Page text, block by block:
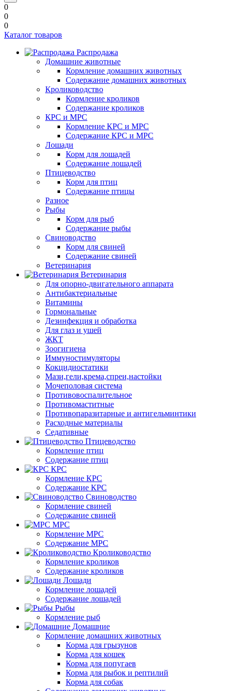
0
0
0
Каталог товаров
Распродажа
Домашние животные
Кормление домашних животных
Содержание домашних животных
Кролиководство
Кормление кроликов
Содержание кроликов
КРС и МРС
Кормление КРС и МРС
Содержание КРС и МРС
Лошади
Корм для лошадей
Содержание лошадей
Птицеводство
Корм для птиц
Содержание птицы
Разное
Рыбы
Корм для рыб
Содержание рыбы
Свиноводство
Корм для свиней
Содержание свиней
Ветеринария
Ветеринария
Для опорно-двигательного аппарата
Антибактериальные
Витамины
Гормональные
Дезинфекция и обработка
Для глаз и ушей
ЖКТ
Зоогигиена
Иммуностимуляторы
Кокцидиостатики
Мази,гели,крема,спреи,настойки
Мочеполовая система
Противовоспалительное
Противомаститные
Противопаразитарные и антигельминтики
Расходные материалы
Седативные
Птицеводство
Кормление птиц
Содержание птиц
КРС
Кормление КРС
Содержание КРС
Свиноводство
Кормление свиней
Содержание свиней
МРС
Кормление МРС
Содержание МРС
Кролиководство
Кормление кроликов
Содержание кроликов
Лошади
Кормление лошадей
Содержание лошадей
Рыбы
Кормление рыб
Домашние
Кормление домашних животных
Корма для грызунов
Корма для кошек
Корма для попугаев
Корма для рыбок и рептилий
Корма для собак